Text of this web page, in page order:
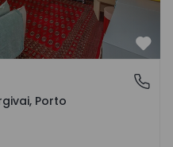
Porto
Porto